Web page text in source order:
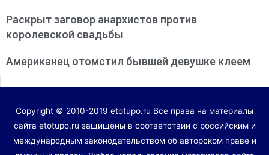
Раскрыт заговор анархистов против
королевской свадьбы
Американец отомстил бывшей девушке клеем
Copyright © 2010-2019 etotupo.ru Все права на материалы
сайта etotupo.ru защищены в соответствии с российским и
международным законодательством об авторском праве и